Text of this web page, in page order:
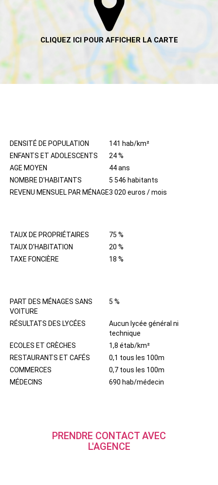
DENSITÉ DE POPULATION
141 hab/km²
ENFANTS ET ADOLESCENTS
24 %
AGE MOYEN
44 ans
NOMBRE D'HABITANTS
5 546 habitants
REVENU MENSUEL PAR MÉNAGE3 020 euros / mois
TAUX DE PROPRIÉTAIRES
75 %
TAUX D'HABITATION
20 %
TAXE FONCIÈRE
18 %
PART DES MÉNAGES SANS
VOITURE
5 %
RÉSULTATS DES LYCÉES
Aucun lycée général ni
technique
ECOLES ET CRÈCHES
1,8 étab/km²
RESTAURANTS ET CAFÉS
0,1 tous les 100m
COMMERCES
0,7 tous les 100m
MÉDECINS
690 hab/médecin
PRENDRE CONTACT AVEC
L'AGENCE